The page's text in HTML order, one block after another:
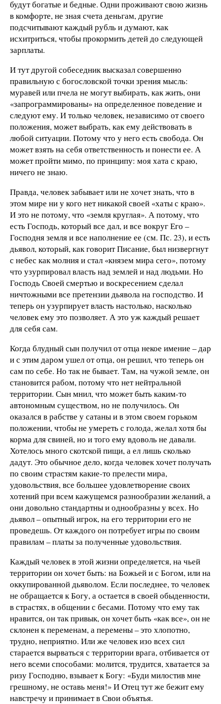
будут богатые и бедные. Одни проживают свою жизнь
в комфорте, не зная счета деньгам, другие
подсчитывают каждый рубль и думают, как
исхитриться, чтобы прокормить детей до следующей
зарплаты.
И тут другой собеседник высказал совершенно
правильную с богословской точки зрения мысль:
муравей или пчела не могут выбирать, как жить, они
«запрограммированы» на определенное поведение и
следуют ему. И только человек, независимо от своего
положения, может выбрать, как ему действовать в
любой ситуации. Потому что у него есть свобода. Он
может взять на себя ответственность и понести ее. А
может пройти мимо, по принципу: моя хата с краю,
ничего не знаю.
Правда, человек забывает или не хочет знать, что в
этом мире ни у кого нет никакой своей «хаты с краю».
И это не потому, что «земля круглая». А потому, что
есть Господь, который все дал, и все вокруг Его –
Господня земля и все наполнение ее (см. Пс. 23), и есть
дьявол, который, как говорит Писание, был низвергнут
с небес как молния и стал «князем мира сего», потому
что узурпировал власть над землей и над людьми. Но
Господь Своей смертью и воскресением сделал
ничтожными все претензии дьявола на господство. И
теперь он узурпирует власть настолько, насколько
человек ему это позволяет. А это уж каждый решает
для себя сам.
Когда блудный сын получил от отца некое имение – дар
и с этим даром ушел от отца, он решил, что теперь он
сам по себе. Но так не бывает. Там, на чужой земле, он
становится рабом, потому что нет нейтральной
территории. Сын мнил, что может быть каким-то
автономным существом, но не получилось. Он
оказался в рабстве у сатаны и в этом своем горьком
положении, чтобы не умереть с голода, желал хотя бы
корма для свиней, но и того ему вдоволь не давали.
Хотелось много скотской пищи, а ел лишь сколько
дадут. Это обычное дело, когда человек хочет получать
по своим страстям какие-то прелести мира,
удовольствия, все большее удовлетворение своих
хотений при всем кажущемся разнообразии желаний, а
они довольно стандартны и однообразны у всех. Но
дьявол – опытный игрок, на его территории его не
проведешь. От каждого он потребует игры по своим
правилам – платы за полученные удовольствия.
Каждый человек в этой жизни определяется, на чьей
территории он хочет быть: на Божьей и с Богом, или на
оккупированной дьяволом. Если последнее, то человек
не обращается к Богу, а остается в своей обыденности,
в страстях, в общении с бесами. Потому что ему так
нравится, он так привык, он хочет быть «как все», он не
склонен к переменам, а перемены – это хлопотно,
трудно, неприятно. Или же человек изо всех сил
старается вырваться с территории врага, отбивается от
него всеми способами: молится, трудится, хватается за
ризу Господню, взывает к Богу: «Буди милостив мне
грешному, не оставь меня!» И Отец тут же бежит ему
навстречу и принимает в Свои объятья.